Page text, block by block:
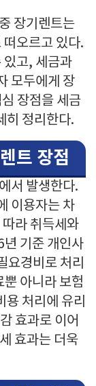
장기렌트는
오르고 있다.
있고, 세금과
모두에게 장
장점을 세금
히 정리한다.
트 장점
서 발생한다.
이용자는 차
라 취득세와
기준 개인사
요경비로 처리
아니라 보험
처리에 유리
효과로 이어
효과는 더욱